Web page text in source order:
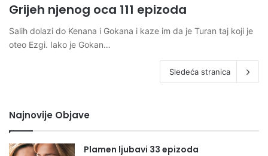
Grijeh njenog oca 111 epizoda
Salih dolazi do Kenana i Gokana i kaze im da je Turan taj koji je
oteo Ezgi. Iako je Gokan…
Sledeća stranica
Najnovije Objave
Plamen ljubavi 33 epizoda